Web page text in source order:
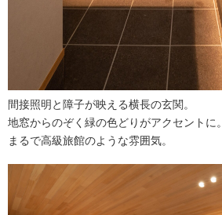
間接照明と障子が映える横長の玄関。
地窓からのぞく緑の色どりがアクセントに。
まるで高級旅館のような雰囲気。